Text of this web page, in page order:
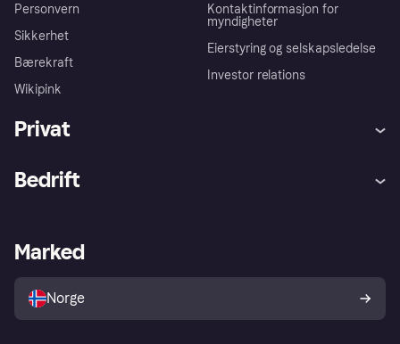
Personvern
Sikkerhet
Bærekraft
Wikipink
Kontaktinformasjon for
myndigheter
Eierstyring og selskapsledelse
Investor relations
Privat
Utforsk butikker
Bedrift
Merchant portal
Marked
Norge